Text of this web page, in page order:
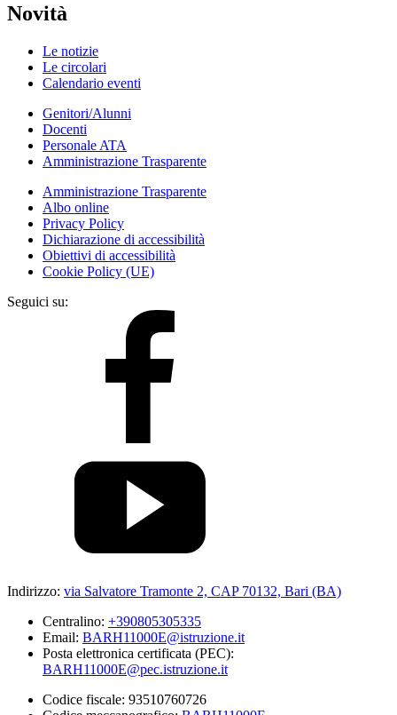
Novità
Le notizie
Le circolari
Calendario eventi
Genitori/Alunni
Docenti
Personale ATA
Amministrazione Trasparente
Amministrazione Trasparente
Albo online
Privacy Policy
Dichiarazione di accessibilità
Obiettivi di accessibilità
Cookie Policy (UE)
Seguici su:
Indirizzo: via Salvatore Tramonte 2, CAP 70132, Bari (BA)
Centralino: +390805305335
Email: BARH11000E@istruzione.it
Posta elettronica certificata (PEC):
BARH11000E@pec.istruzione.it
Codice fiscale: 93510760726